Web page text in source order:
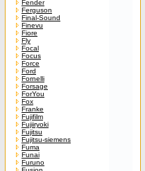
Fender
Ferguson
Final-Sound
Finevu
Fiore
Fly
Focal
Focus
Force
Ford
Fornelli
Forsage
ForYou
Fox
Franke
Fujifilm
Fujiiryoki
Fujitsu
Fujitsu-siemens
Fuma
Funai
Furuno